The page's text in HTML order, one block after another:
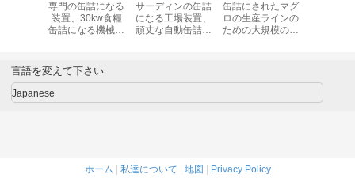
専門の缶詰になる
装置、30kw食糧
缶詰になる機械を
サーディンの缶詰
になる工場装置、
頑丈な自動缶詰に
缶詰にされたマグ
ロの生産ラインの
ための大規模の食
言語を変えて下さい
Japanese
ホーム 私達について 地図 Privacy Policy